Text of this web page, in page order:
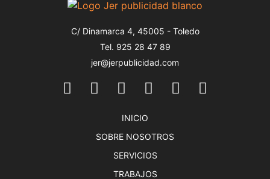
C/ Dinamarca 4, 45005 - Toledo
Tel. 925 28 47 89
jer@jerpublicidad.com
INICIO
SOBRE NOSOTROS
SERVICIOS
TRABAJOS